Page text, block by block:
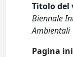
Titolo del
Biennale
Ambientali
Pagina